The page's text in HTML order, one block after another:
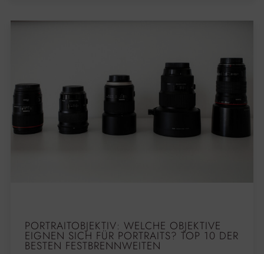
PORTRAITOBJEKTIV: WELCHE OBJEKTIVE
EIGNEN SICH FÜR PORTRAITS? TOP 10 DER
BESTEN FESTBRENNWEITEN